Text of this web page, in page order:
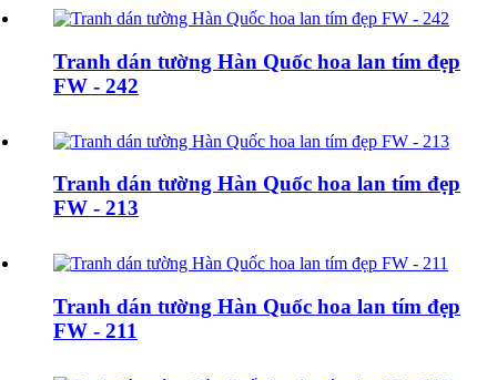
Tranh dán tường Hàn Quốc hoa lan tím đẹp
FW - 242
Tranh dán tường Hàn Quốc hoa lan tím đẹp
FW - 213
Tranh dán tường Hàn Quốc hoa lan tím đẹp
FW - 211